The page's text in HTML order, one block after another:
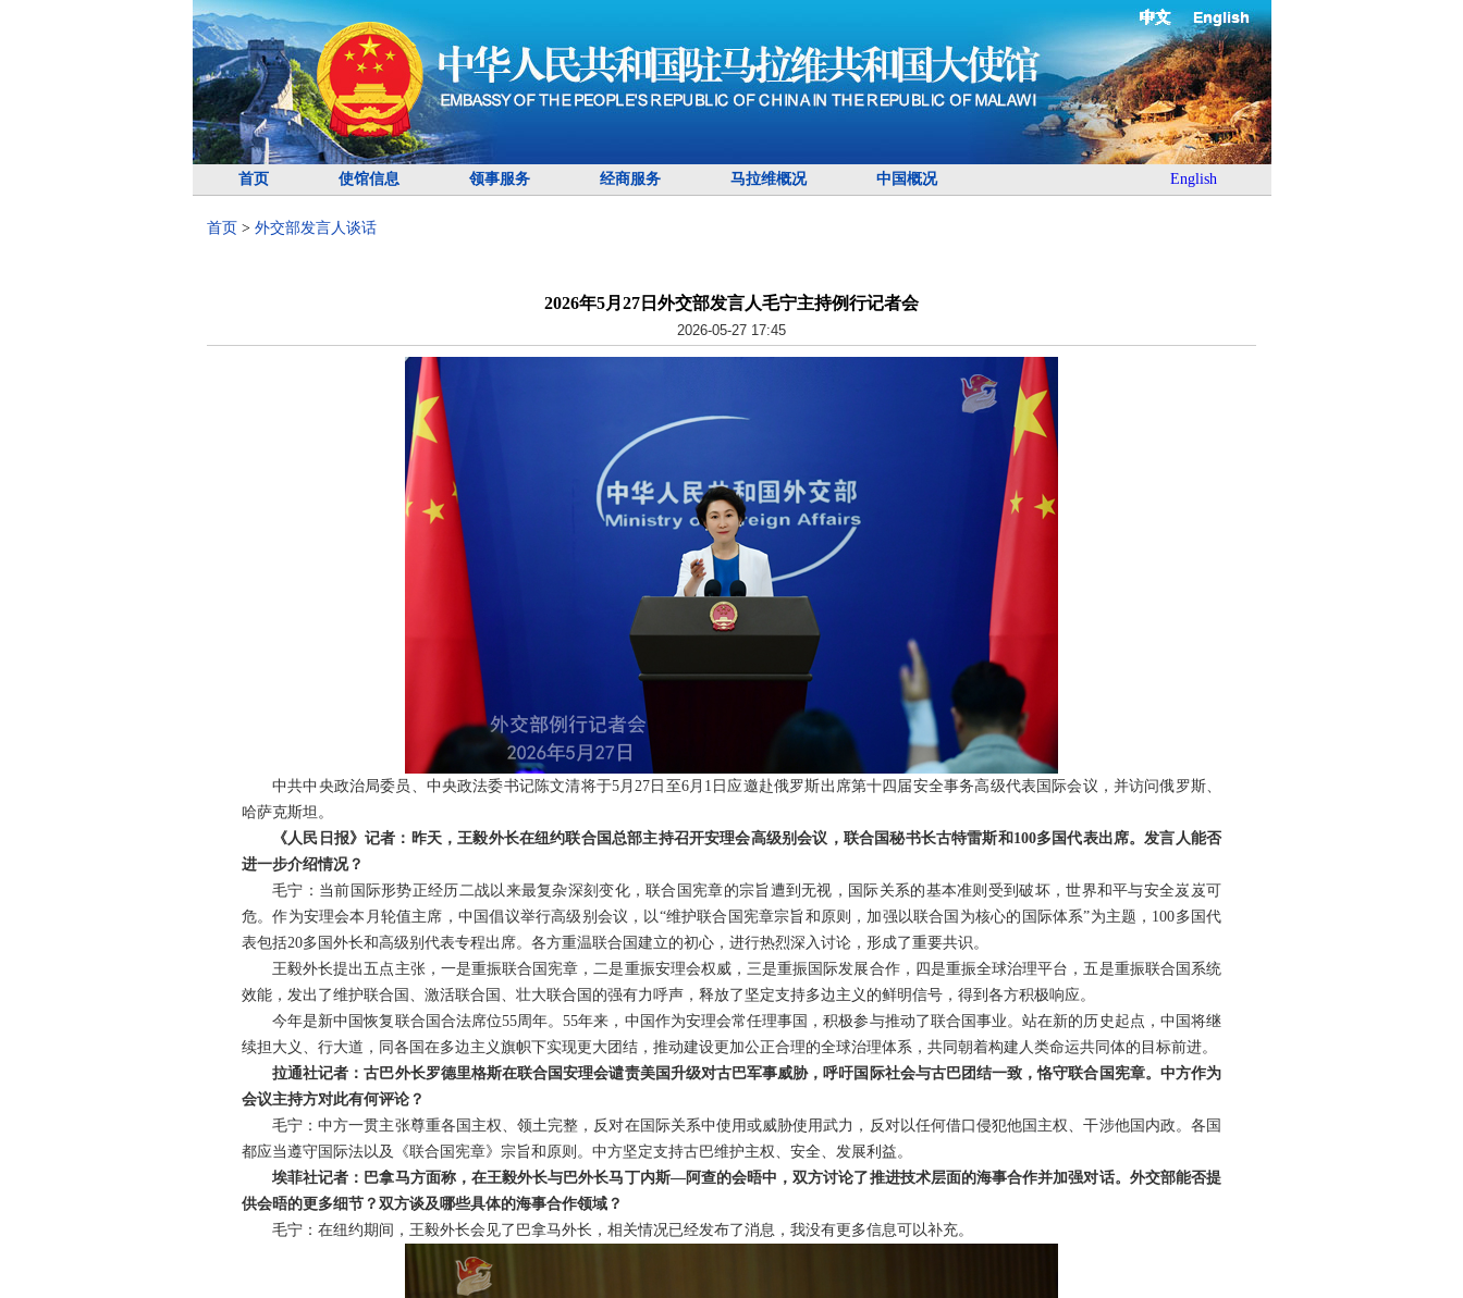
English
中文
首页 使馆信息 领事服务 经商服务 马拉维概况 中国概况 English
首页 > 外交部发言人谈话
2026年5月27日外交部发言人毛宁主持例行记者会
2026-05-27 17:45
中共中央政治局委员、中央政法委书记陈文清将于5月27日至6月1日应邀赴俄罗斯出席第十四届安全事务高级代表国际会议，并访问俄罗斯、
哈萨克斯坦。
《人民日报》记者：昨天，王毅外长在纽约联合国总部主持召开安理会高级别会议，联合国秘书长古特雷斯和100多国代表出席。发言人能否
进一步介绍情况？
毛宁：当前国际形势正经历二战以来最复杂深刻变化，联合国宪章的宗旨遭到无视，国际关系的基本准则受到破坏，世界和平与安全岌岌可
危。作为安理会本月轮值主席，中国倡议举行高级别会议，以“维护联合国宪章宗旨和原则，加强以联合国为核心的国际体系”为主题，100多国代
表包括20多国外长和高级别代表专程出席。各方重温联合国建立的初心，进行热烈深入讨论，形成了重要共识。
王毅外长提出五点主张，一是重振联合国宪章，二是重振安理会权威，三是重振国际发展合作，四是重振全球治理平台，五是重振联合国系统
效能，发出了维护联合国、激活联合国、壮大联合国的强有力呼声，释放了坚定支持多边主义的鲜明信号，得到各方积极响应。
今年是新中国恢复联合国合法席位55周年。55年来，中国作为安理会常任理事国，积极参与推动了联合国事业。站在新的历史起点，中国将继
续担大义、行大道，同各国在多边主义旗帜下实现更大团结，推动建设更加公正合理的全球治理体系，共同朝着构建人类命运共同体的目标前进。
拉通社记者：古巴外长罗德里格斯在联合国安理会谴责美国升级对古巴军事威胁，呼吁国际社会与古巴团结一致，恪守联合国宪章。中方作为
会议主持方对此有何评论？
毛宁：中方一贯主张尊重各国主权、领土完整，反对在国际关系中使用或威胁使用武力，反对以任何借口侵犯他国主权、干涉他国内政。各国
都应当遵守国际法以及《联合国宪章》宗旨和原则。中方坚定支持古巴维护主权、安全、发展利益。
埃菲社记者：巴拿马方面称，在王毅外长与巴外长马丁内斯—阿查的会晤中，双方讨论了推进技术层面的海事合作并加强对话。外交部能否提
供会晤的更多细节？双方谈及哪些具体的海事合作领域？
毛宁：在纽约期间，王毅外长会见了巴拿马外长，相关情况已经发布了消息，我没有更多信息可以补充。